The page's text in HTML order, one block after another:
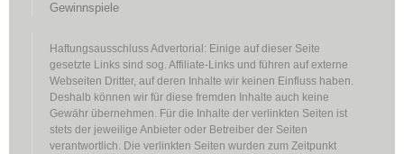
Gewinnspiele
Haftungsausschluss Advertorial: Einige auf dieser Seite
gesetzte Links sind sog. Affiliate-Links und führen auf externe
Webseiten Dritter, auf deren Inhalte wir keinen Einfluss haben.
Deshalb können wir für diese fremden Inhalte auch keine
Gewähr übernehmen. Für die Inhalte der verlinkten Seiten ist
stets der jeweilige Anbieter oder Betreiber der Seiten
verantwortlich. Die verlinkten Seiten wurden zum Zeitpunkt